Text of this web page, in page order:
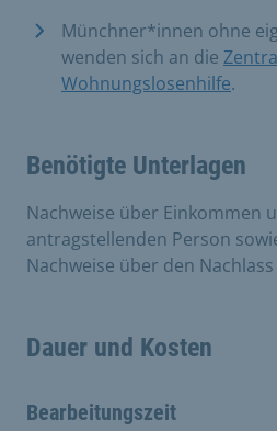
Münchner*innen ohne
wenden sich an die
Wohnungslosenhilfe.
Benötigte Unterlagen
Nachweise über Einkommen
antragstellenden Person
Nachweise über den
Dauer und Kosten
Bearbeitungszeit